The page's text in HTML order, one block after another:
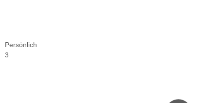
Persönlich
3